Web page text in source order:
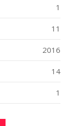
1
11
2016
14
1